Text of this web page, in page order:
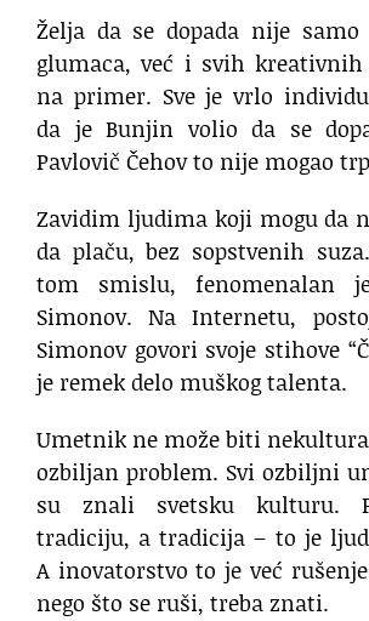
Želja da se dopada nije
glumaca, već i svih kreativnih
na primer. Sve je vrlo
da je Bunjin volio da se
Pavlovič Čehov to nije mogao
Zavidim ljudima koji mogu da
da plaču, bez sopstvenih
tom smislu, fenomenalan
Simonov. Na Internetu,
Simonov govori svoje stihove
je remek delo muškog talenta.
Umetnik ne može biti
ozbiljan problem. Svi ozbiljni
su znali svetsku kulturu.
tradiciju, a tradicija – to je
A inovatorstvo to je već
nego što se ruši, treba znati.